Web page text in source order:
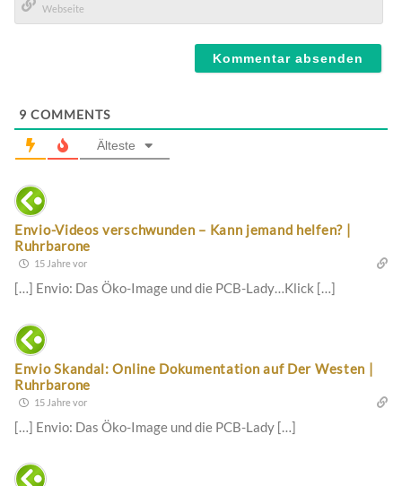
Mail*
9 COMMENTS
Älteste
Envio-Videos verschwunden – Kann jemand helfen? |
Ruhrbarone
15 Jahre vor
[…] Envio: Das Öko-Image und die PCB-Lady…Klick […]
Envio Skandal: Online Dokumentation auf Der Westen |
Ruhrbarone
15 Jahre vor
[…] Envio: Das Öko-Image und die PCB-Lady […]